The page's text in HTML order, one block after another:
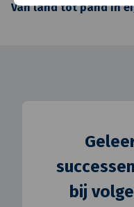
Van land tot pand in
bij